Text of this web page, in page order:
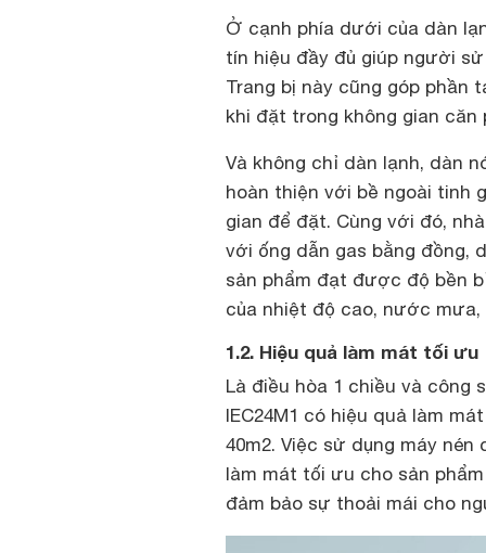
Ở cạnh phía dưới của dàn
tín hiệu đầy đủ giúp người
Trang bị này cũng góp phần
khi đặt trong không gian căn
Và không chỉ dàn lạnh, dàn
hoàn thiện với bề ngoài tinh
gian để đặt. Cùng với đó,
với ống dẫn gas bằng đồng,
sản phẩm đạt được độ bền
của nhiệt độ cao, nước
1.2. Hiệu quả làm mát tối ưu
Là điều hòa 1 chiều và công
IEC24M1 có hiệu quả làm
40m2. Việc sử dụng máy
làm mát tối ưu cho sản
đảm bảo sự thoải mái cho